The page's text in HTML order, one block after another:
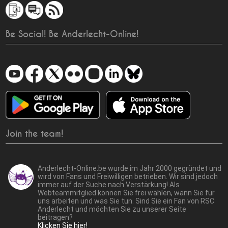
Be Social! Be Anderlecht-Online!
Join the team!
Anderlecht-Online.be wurde im Jahr 2000 gegründet und
wird von Fans und Freiwilligen betrieben. Wir sind jedoch
immer auf der Suche nach Verstärkung! Als
Webteammitglied können Sie frei wählen, wann Sie für
uns arbeiten und was Sie tun. Sind Sie ein Fan von RSC
Anderlecht und möchten Sie zu unserer Seite
beitragen?
Klicken Sie hier!